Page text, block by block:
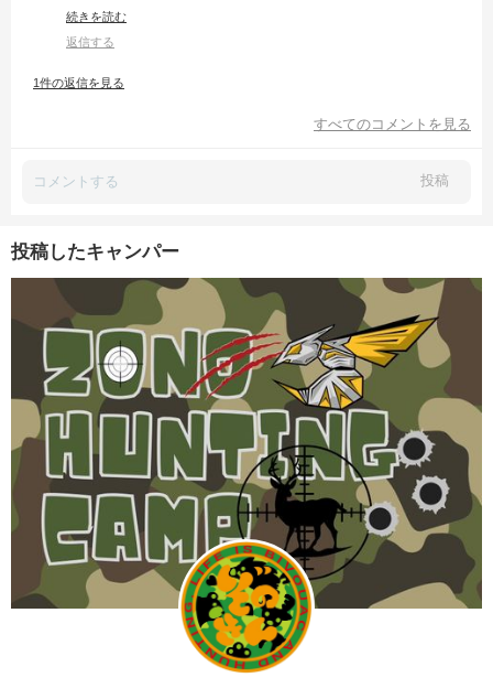
来年もよろしくお願いします🙇⤵️
続きを読む
返信する
1件の返信を見る
すべてのコメントを見る
投稿
投稿したキャンパー